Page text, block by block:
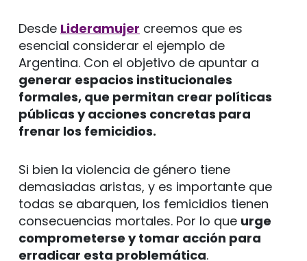
Desde Lideramujer creemos que es
esencial considerar el ejemplo de
Argentina. Con el objetivo de apuntar a
generar espacios institucionales
formales, que permitan crear políticas
públicas y acciones concretas para
frenar los femicidios.
Si bien la violencia de género tiene
demasiadas aristas, y es importante que
todas se abarquen, los femicidios tienen
consecuencias mortales. Por lo que urge
comprometerse y tomar acción para
erradicar esta problemática.